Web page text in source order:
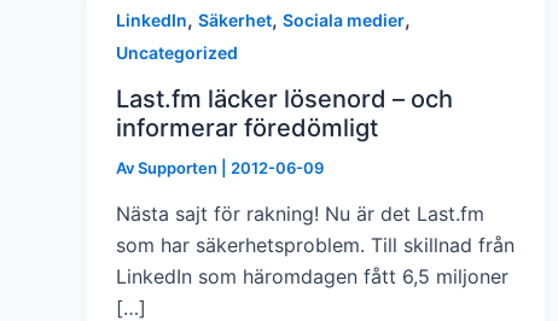
LinkedIn, Säkerhet, Sociala medier,
Uncategorized
Last.fm läcker lösenord – och
informerar föredömligt
AvSupporten 2012-06-09
Nästa sajt för rakning! Nu är det Last.fm
som har säkerhetsproblem. Till skillnad från
LinkedIn som häromdagen fått 6,5 miljoner
[…]